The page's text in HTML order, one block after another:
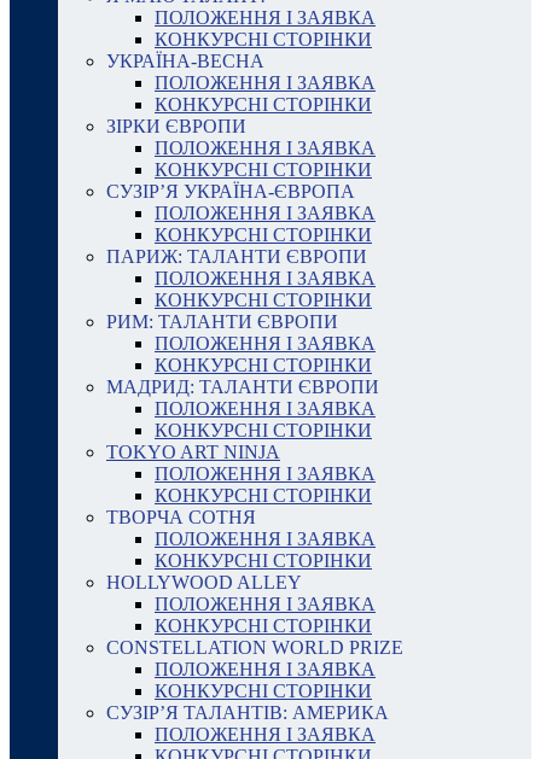
ПОЛОЖЕННЯ І ЗАЯВКА
КОНКУРСНІ СТОРІНКИ
УКРАЇНА-ВЕСНА
ПОЛОЖЕННЯ І ЗАЯВКА
КОНКУРСНІ СТОРІНКИ
ЗІРКИ ЄВРОПИ
ПОЛОЖЕННЯ І ЗАЯВКА
КОНКУРСНІ СТОРІНКИ
СУЗІР’Я УКРАЇНА-ЄВРОПА
ПОЛОЖЕННЯ І ЗАЯВКА
КОНКУРСНІ СТОРІНКИ
ПАРИЖ: ТАЛАНТИ ЄВРОПИ
ПОЛОЖЕННЯ І ЗАЯВКА
КОНКУРСНІ СТОРІНКИ
РИМ: ТАЛАНТИ ЄВРОПИ
ПОЛОЖЕННЯ І ЗАЯВКА
КОНКУРСНІ СТОРІНКИ
МАДРИД: ТАЛАНТИ ЄВРОПИ
ПОЛОЖЕННЯ І ЗАЯВКА
КОНКУРСНІ СТОРІНКИ
TOKYO ART NINJA
ПОЛОЖЕННЯ І ЗАЯВКА
КОНКУРСНІ СТОРІНКИ
ТВОРЧА СОТНЯ
ПОЛОЖЕННЯ І ЗАЯВКА
КОНКУРСНІ СТОРІНКИ
HOLLYWOOD ALLEY
ПОЛОЖЕННЯ І ЗАЯВКА
КОНКУРСНІ СТОРІНКИ
CONSTELLATION WORLD PRIZE
ПОЛОЖЕННЯ І ЗАЯВКА
КОНКУРСНІ СТОРІНКИ
СУЗІР’Я ТАЛАНТІВ: АМЕРИКА
ПОЛОЖЕННЯ І ЗАЯВКА